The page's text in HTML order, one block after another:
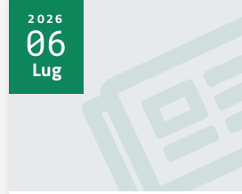
2026
06
Lug